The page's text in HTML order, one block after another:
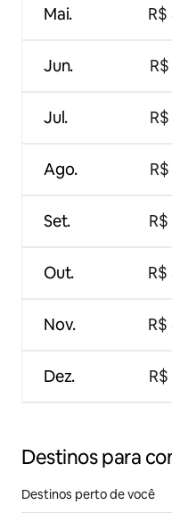
Mai.
Jun.
Jul.
Ago.
Set.
Out.
Nov.
Dez.
Destinos para
Destinos perto de você